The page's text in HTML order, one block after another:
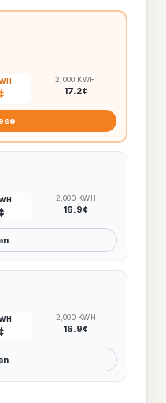
2,000 KWH
17.2¢
2,000 KWH
16.9¢
2,000 KWH
16.9¢